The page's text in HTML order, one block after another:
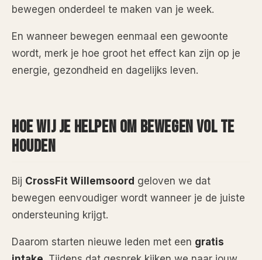
bewegen onderdeel te maken van je week.
En wanneer bewegen eenmaal een gewoonte
wordt, merk je hoe groot het effect kan zijn op je
energie, gezondheid en dagelijks leven.
HOE WIJ JE HELPEN OM BEWEGEN VOL TE
HOUDEN
Bij CrossFit Willemsoord geloven we dat
bewegen eenvoudiger wordt wanneer je de juiste
ondersteuning krijgt.
Daarom starten nieuwe leden met een gratis